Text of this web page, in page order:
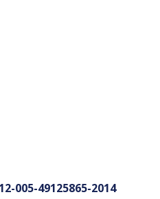
005-49125865-2014